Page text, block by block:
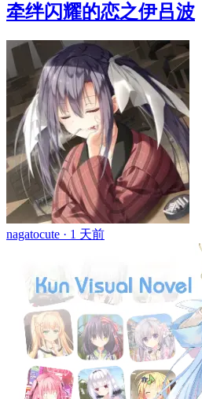
牵绊闪耀的恋之伊吕波
nagatocute · 1 天前